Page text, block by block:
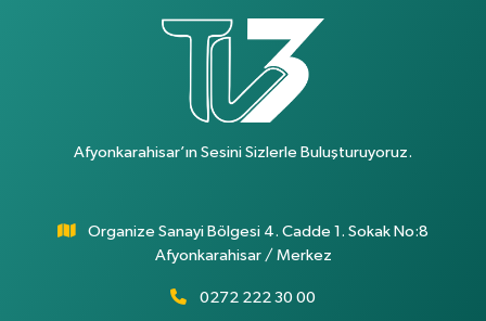
Afyonkarahisar’ın Sesini Sizlerle Buluşturuyoruz.
Organize Sanayi Bölgesi 4. Cadde 1. Sokak No:8
Afyonkarahisar / Merkez
0272 222 30 00